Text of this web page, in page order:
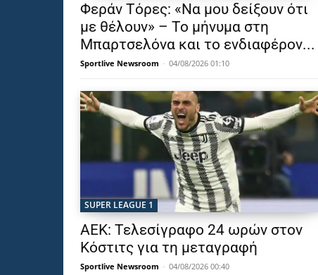
Φεράν Τόρες: «Να μου δείξουν ότι
με θέλουν» – Το μήνυμα στη
Μπαρτσελόνα και το ενδιαφέρον...
Sportlive Newsroom - 04/08/2026 01:10
SUPER LEAGUE 1
ΑΕΚ: Τελεσίγραφο 24 ωρών στον
Κόστιτς για τη μεταγραφή
Sportlive Newsroom - 04/08/2026 00:40